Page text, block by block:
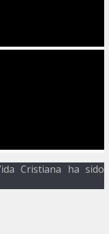
Cristiana ha sido